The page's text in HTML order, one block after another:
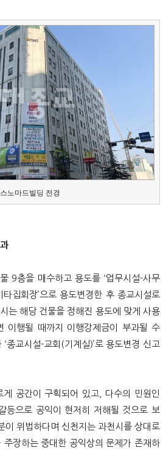
노마드빌딩 전경
9층을 매수하고 용도를 ‘업무시설-사무
타집회장’으로 용도변경한 후 종교시설로
는 해당 건물을 정해진 용도에 맞게 사용
이행될 때까지 이행강제금이 부과될 수
종교시설-교회(기계실)’로 용도변경 신고
공간이 구획되어 있고, 다수의 민원인
등으로 공익이 현저히 저해될 것으로 보
이 위법하다며 신천지는 과천시를 상대로
주장하는 중대한 공익상의 문제가 존재하